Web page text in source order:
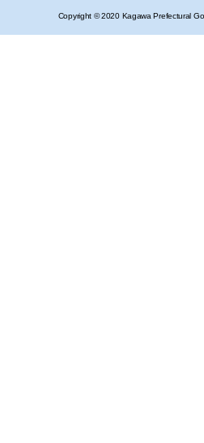
Copyright © 2020 Kagawa Prefectural